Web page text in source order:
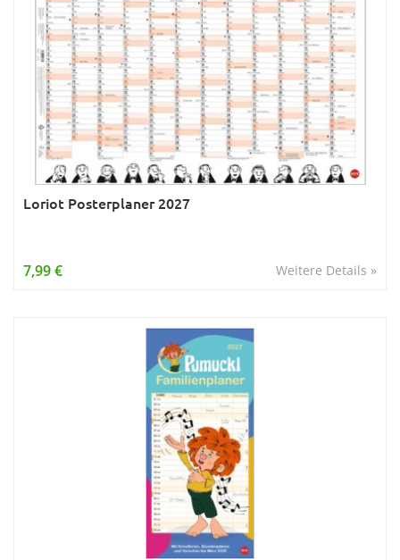
Loriot Posterplaner 2027
Weitere Details »
7,99 €